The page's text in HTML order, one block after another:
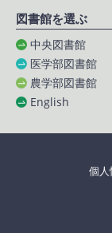
図書館を選ぶ
中央図書館
医学部図書館
農学部図書館
English
個